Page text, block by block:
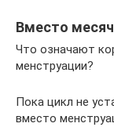
Вместо
Что означают
менструации?
Пока цикл не
вместо